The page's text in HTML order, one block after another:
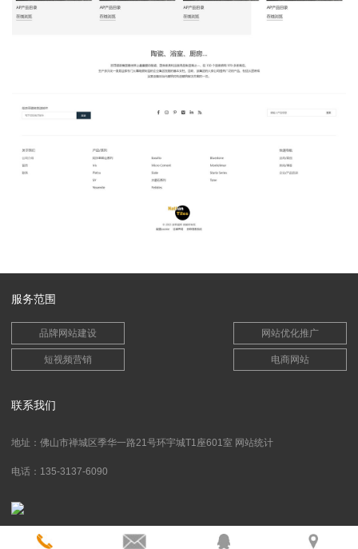
服务范围
品牌网站建设 网站优化推广
短视频营销 电商网站
联系我们
地址：佛山市禅城区季华一路21号环宇城T1座601室 网站统计
电话：135-3137-6090